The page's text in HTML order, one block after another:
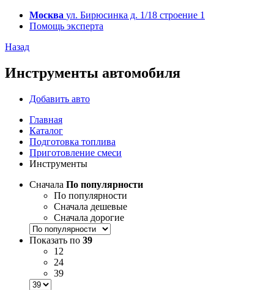
Москва ул. Бирюсинка д. 1/18 строение 1
Помощь эксперта
Назад
Инструменты автомобиля
Добавить авто
Главная
Каталог
Подготовка топлива
Приготовление смеси
Инструменты
Сначала По популярности
По популярности
Сначала дешевые
Сначала дорогие
Показать по 39
12
24
39